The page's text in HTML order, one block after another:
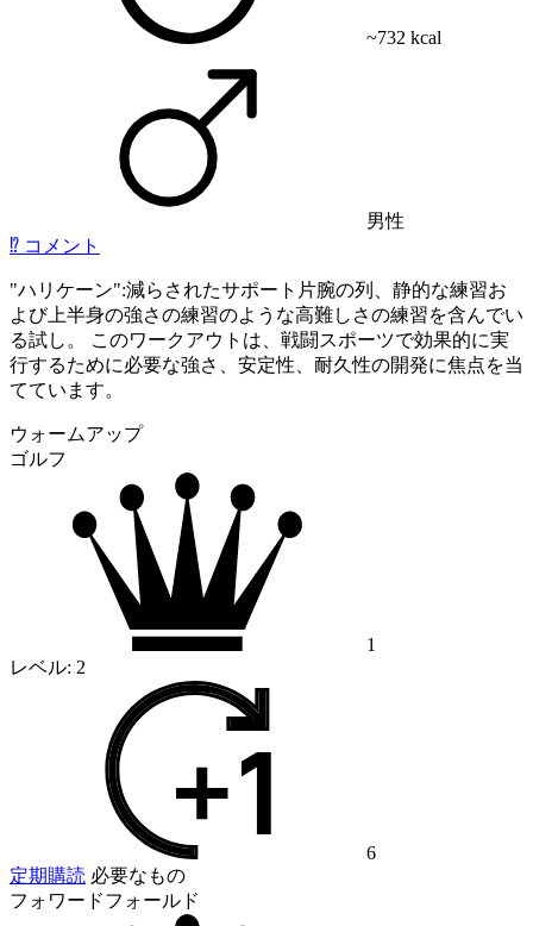
~732 kcal
男性
⁉️ コメント
"ハリケーン":減らされたサポート片腕の列、静的な練習お
よび上半身の強さの練習のような高難しさの練習を含んでい
る試し。 このワークアウトは、戦闘スポーツで効果的に実
行するために必要な強さ、安定性、耐久性の開発に焦点を当
てています。
ウォームアップ
ゴルフ
1
レベル: 2
6
定期購読 必要なもの
フォワードフォールド